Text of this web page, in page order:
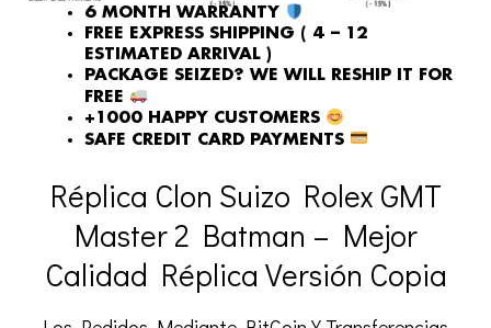
6 MONTH WARRANTY
FREE EXPRESS SHIPPING ( 4 – 12
ESTIMATED ARRIVAL )
PACKAGE SEIZED? WE WILL RESHIP IT FOR
FREE
+1000 HAPPY CUSTOMERS
SAFE CREDIT CARD PAYMENTS
Réplica Clon Suizo Rolex GMT
Master 2 Batman – Mejor
Calidad Réplica Versión Copia